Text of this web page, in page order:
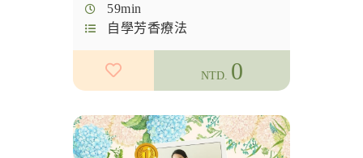
59min
自學芳香療法
NTD. 0